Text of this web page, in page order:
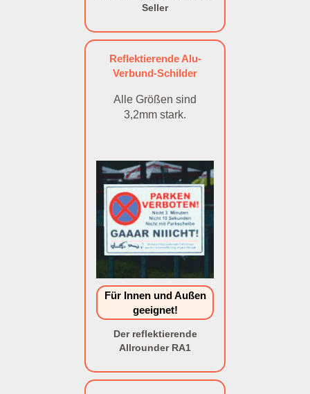
Seller
Reflektierende Alu-
Verbund-Schilder
Alle Größen sind
3,2mm stark.
Für Innen und Außen
geeignet!
Der reflektierende
Allrounder RA1